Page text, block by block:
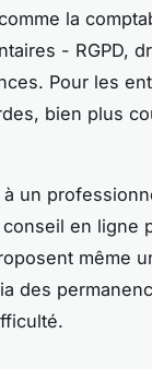
la
- RGPD,
Pour les
bien plus
un
en ligne
même
des